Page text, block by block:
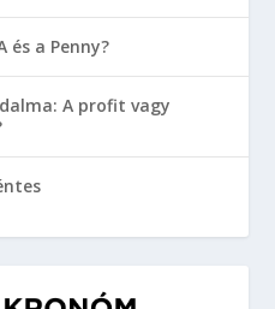
és a Penny?
A profit vagy